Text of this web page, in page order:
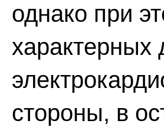
однако при
характерных
стороны, в